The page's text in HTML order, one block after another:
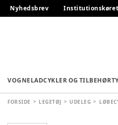
Nyhedsbrev
VOGNELADCYKLER OG TILBEHØR
FORSIDE LEGETØJ UDELEG